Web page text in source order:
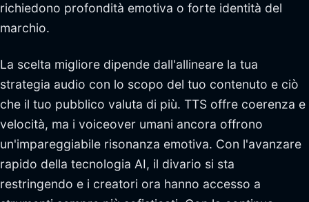
richiedono profondità emotiva o forte identità del
marchio.
La scelta migliore dipende dall'allineare la tua
strategia audio con lo scopo del tuo contenuto e ciò
che il tuo pubblico valuta di più. TTS offre coerenza e
velocità, ma i voiceover umani ancora offrono
un'impareggiabile risonanza emotiva. Con l'avanzare
rapido della tecnologia AI, il divario si sta
restringendo e i creatori ora hanno accesso a